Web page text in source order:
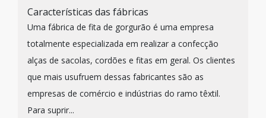
Características das fábricas
Uma fábrica de fita de gorgurão é uma empresa
totalmente especializada em realizar a confecção
alças de sacolas, cordões e fitas em geral. Os clientes
que mais usufruem dessas fabricantes são as
empresas de comércio e indústrias do ramo têxtil.
Para suprir...